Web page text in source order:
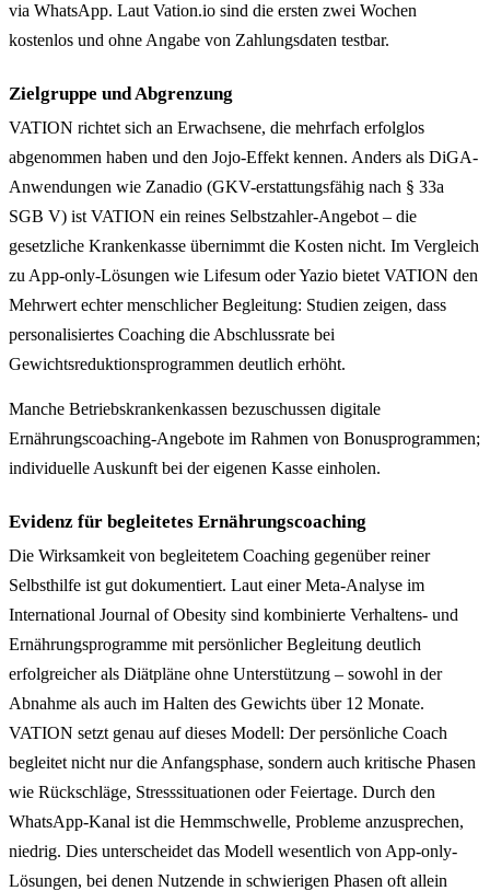
via WhatsApp. Laut Vation.io sind die ersten zwei Wochen
kostenlos und ohne Angabe von Zahlungsdaten testbar.
Zielgruppe und Abgrenzung
VATION richtet sich an Erwachsene, die mehrfach erfolglos
abgenommen haben und den Jojo-Effekt kennen. Anders als DiGA-
Anwendungen wie Zanadio (GKV-erstattungsfähig nach § 33a
SGB V) ist VATION ein reines Selbstzahler-Angebot – die
gesetzliche Krankenkasse übernimmt die Kosten nicht. Im Vergleich
zu App-only-Lösungen wie Lifesum oder Yazio bietet VATION den
Mehrwert echter menschlicher Begleitung: Studien zeigen, dass
personalisiertes Coaching die Abschlussrate bei
Gewichtsreduktionsprogrammen deutlich erhöht.
Manche Betriebskrankenkassen bezuschussen digitale
Ernährungscoaching-Angebote im Rahmen von Bonusprogrammen;
individuelle Auskunft bei der eigenen Kasse einholen.
Evidenz für begleitetes Ernährungscoaching
Die Wirksamkeit von begleitetem Coaching gegenüber reiner
Selbsthilfe ist gut dokumentiert. Laut einer Meta-Analyse im
International Journal of Obesity sind kombinierte Verhaltens- und
Ernährungsprogramme mit persönlicher Begleitung deutlich
erfolgreicher als Diätpläne ohne Unterstützung – sowohl in der
Abnahme als auch im Halten des Gewichts über 12 Monate.
VATION setzt genau auf dieses Modell: Der persönliche Coach
begleitet nicht nur die Anfangsphase, sondern auch kritische Phasen
wie Rückschläge, Stresssituationen oder Feiertage. Durch den
WhatsApp-Kanal ist die Hemmschwelle, Probleme anzusprechen,
niedrig. Dies unterscheidet das Modell wesentlich von App-only-
Lösungen, bei denen Nutzende in schwierigen Phasen oft allein